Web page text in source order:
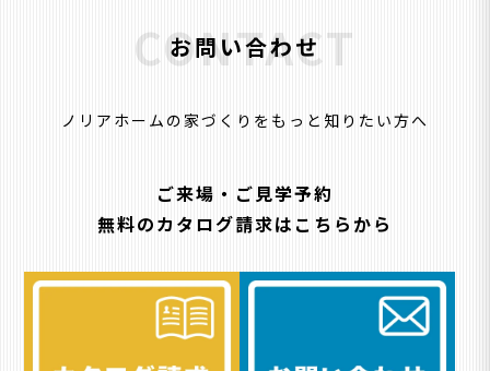
お問い合わせ
CONTACT
ノリアホームの家づくりをもっと知りたい方へ
ご来場・ご見学予約
無料のカタログ請求はこちらから